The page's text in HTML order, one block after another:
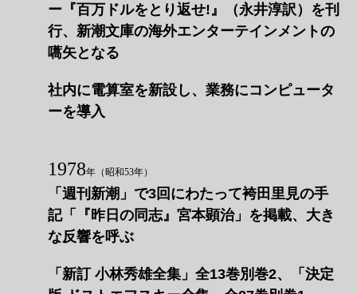
ー『百万ドルをとり返せ!』（永井淳訳）を刊
行、新潮文庫の海外エンターテインメントの
嚆矢となる
社内に電算室を新設し、業務にコンピュータ
ーを導入
1978年 （昭和53年）
「週刊新潮」で3回にわたって袴田里見の手
記「『昨日の同志』宮本顕治」を掲載、大き
な反響を呼ぶ
「新訂 小林秀雄全集」全13巻別巻2、「決定